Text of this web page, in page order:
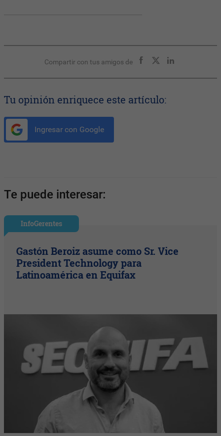
Compartir con tus amigos de
Tu opinión enriquece este artículo:
Ingresar con Google
Te puede interesar:
InfoGerentes
Gastón Beroiz asume como Sr. Vice
President Technology para
Latinoamérica en Equifax